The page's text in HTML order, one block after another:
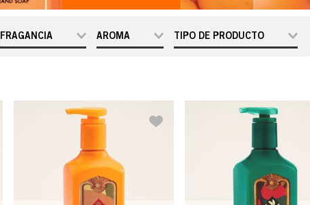
AROMA
FRAGANCIA
TIPO DE PRODUCTO